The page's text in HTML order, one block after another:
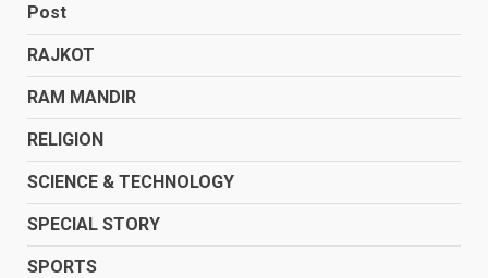
Post
RAJKOT
RAM MANDIR
RELIGION
SCIENCE & TECHNOLOGY
SPECIAL STORY
SPORTS